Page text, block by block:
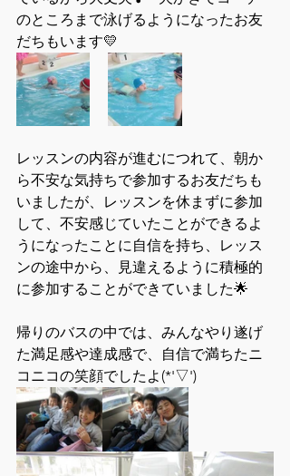
のところまで泳げるようになったお友
だちもいます💛
レッスンの内容が進むにつれて、朝か
ら不安な気持ちで参加するお友だちも
いましたが、レッスンを休まずに参加
して、不安感じていたことができるよ
うになったことに自信を持ち、レッス
ンの途中から、見違えるように積極的
に参加することができていました🌟
帰りのバスの中では、みんなやり遂げ
た満足感や達成感で、自信で満ちたニ
コニコの笑顔でしたよ(*'▽')